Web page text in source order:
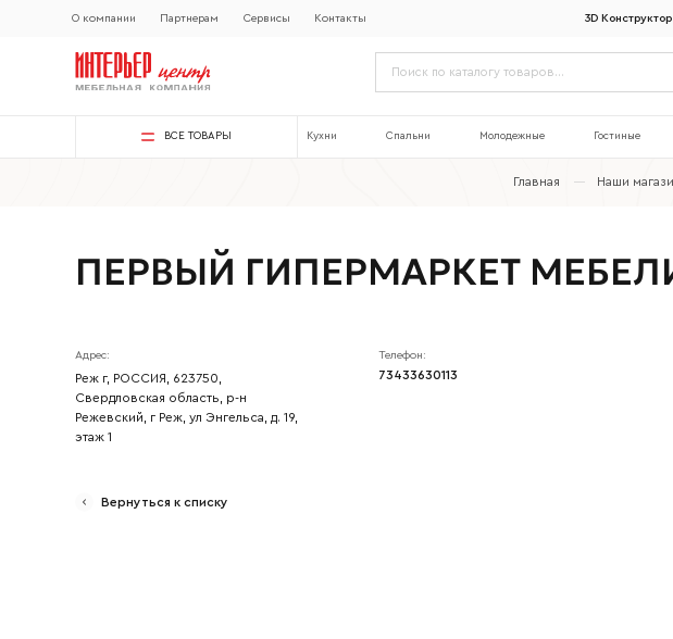
О компании Партнерам Сервисы Контакты 3D Конструктор
ВСЕ ТОВАРЫ Кухни Спальни Молодежные Гостиные
Главная Наши
ПЕРВЫЙ ГИПЕРМАРКЕТ
Адрес:
Реж г, РОССИЯ, 623750,
Свердловская область, р-н
Режевский, г Реж, ул Энгельса, д. 19,
этаж 1
Телефон:
73433630113
Вернуться к списку